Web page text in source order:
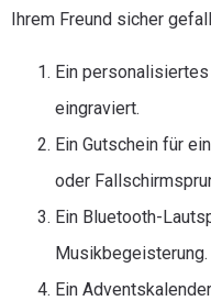
Ihrem Freund sicher
Ein
eingraviert.
Ein Gutschein für
oder
Ein Bluetooth-
Musikbegeisterung.
Ein